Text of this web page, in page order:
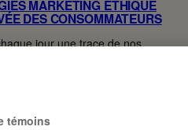
MARKETING ÉTHIQUE
DES CONSOMMATEURS
jour une trace de nos
une mine…
témoins